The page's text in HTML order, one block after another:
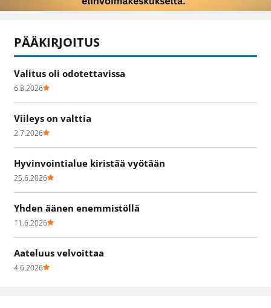
PÄÄKIRJOITUS
Valitus oli odotettavissa
6.8.2026
Viileys on valttia
2.7.2026
Hyvinvointialue kiristää vyötään
25.6.2026
Yhden äänen enemmistöllä
11.6.2026
Aateluus velvoittaa
4.6.2026